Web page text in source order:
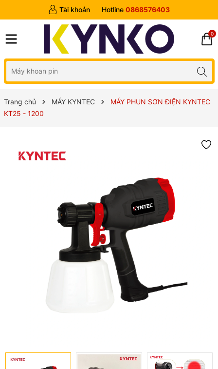
Tài khoản Hotline 0868576403
0
Trang chủ MÁY KYNTEC
MÁY PHUN SƠN ĐIỆN KYNTEC
KT25 - 1200